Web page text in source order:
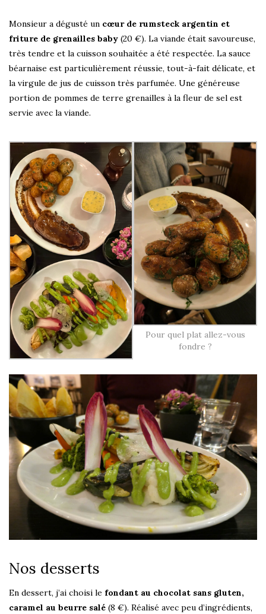
Monsieur a dégusté un cœur de rumsteck argentin et
friture de grenailles baby (20 €). La viande était savoureuse,
très tendre et la cuisson souhaitée a été respectée. La sauce
béarnaise est particulièrement réussie, tout-à-fait délicate, et
la virgule de jus de cuisson très parfumée. Une généreuse
portion de pommes de terre grenailles à la fleur de sel est
servie avec la viande.
Pour quel plat allez-vous
fondre ?
Nos desserts
En dessert, j’ai choisi le fondant au chocolat sans gluten,
caramel au beurre salé (8 €). Réalisé avec peu d’ingrédients,